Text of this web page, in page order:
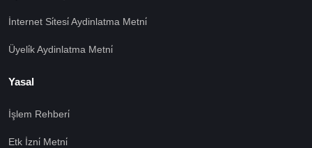
İnternet Si̇tesi̇ Aydinlatma Metni̇
Üyeli̇k Aydinlatma Metni̇
Yasal
İşlem Rehberi̇
Etk İzni̇ Metni̇